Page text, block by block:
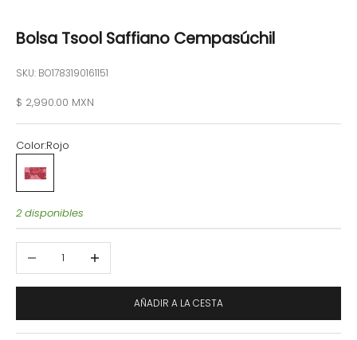
Bolsa Tsool Saffiano Cempasúchil
SKU: BO1783190161151
Precio de oferta
$ 2,990.00 MXN
Color:Rojo
2 disponibles
AÑADIR A LA CESTA